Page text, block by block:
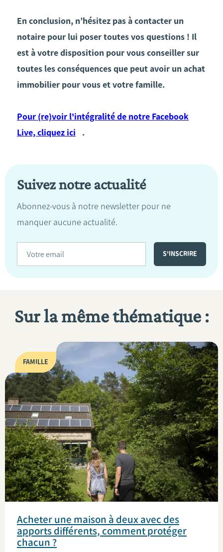
En conclusion, n’hésitez pas à contacter un
notaire pour lui poser toutes vos questions ! Il
est à votre disposition pour vous conseiller sur
toutes les conséquences que peut avoir un achat
immobilier pour vous et votre famille.
Pour (re)voir l'intégralité de notre Facebook
Live, cliquez ici
.
Suivez notre actualité
Abonnez-vous à notre newsletter pour ne
manquer aucune actualité.
Sur la même thématique :
FAMILLE
Acheter une maison à deux avec des
apports différents, comment protéger
chacun ?